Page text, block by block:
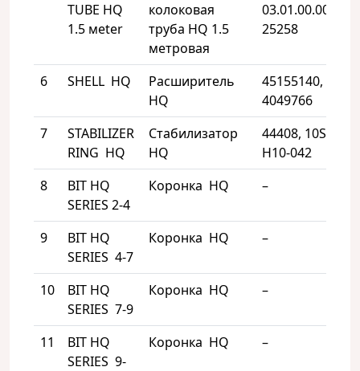
TUBE HQ
1.5 мeter
колоковая
труба HQ 1.5
метровая
03.01.00.001,
25258
6 SHELL HQ
Расширитель
HQ
45155140,
4049766
7
STABILIZER
RING HQ
Стабилизатор
HQ
44408, 10S-
H10-042
8
BIT HQ
SERIES 2-4
Коронка HQ –
9
BIT HQ
SERIES 4-7
Коронка HQ –
10
BIT HQ
SERIES 7-9
Коронка HQ –
11
BIT HQ
SERIES 9-
Коронка HQ –